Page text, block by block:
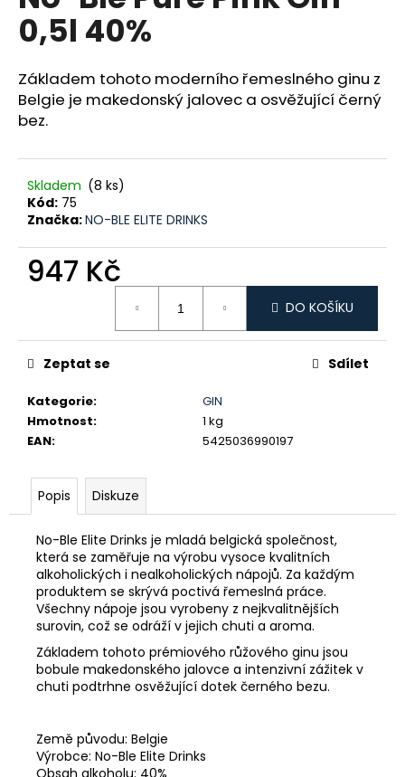
5,0
z
hvězdiček.
0,5l 40%
Základem tohoto moderního řemeslného ginu z
Belgie je makedonský jalovec a osvěžující černý
bez.
Skladem (8 ks)
Kód: 75
Značka:NO-BLE ELITE DRINKS
947 Kč
DO KOŠÍKU
Kategorie:
GIN
Hmotnost:
1 kg
EAN: 5425036990197
Zeptat se Sdílet
Popis Diskuze
No-Ble Elite Drinks je mladá belgická společnost,
která se zaměřuje na výrobu vysoce kvalitních
alkoholických i nealkoholických nápojů. Za každým
produktem se skrývá poctivá řemeslná práce.
Všechny nápoje jsou vyrobeny z nejkvalitnějších
surovin, což se odráží v jejich chuti a aroma.
Základem tohoto prémiového růžového ginu jsou
bobule makedonského jalovce a intenzivní zážitek v
chuti podtrhne osvěžující dotek černého bezu.
Země původu: Belgie
Výrobce: No-Ble Elite Drinks
Obsah alkoholu: 40%
a
j
í
t
?
o
č
u
e
LEMON
TREE
LIKÉR
35%
0,5
279
Kč